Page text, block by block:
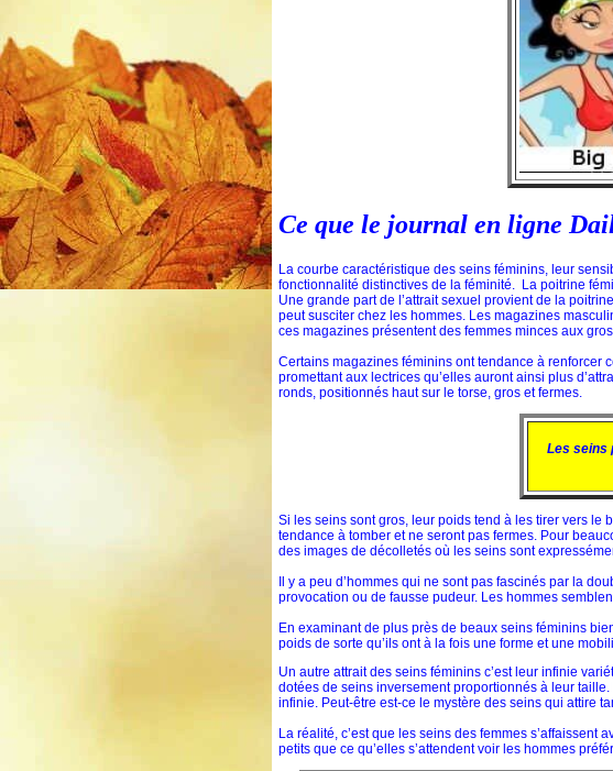
Ce que le journal en ligne
La courbe caractéristique des seins féminins, leur
fonctionnalité distinctives de la féminité. La poitrine
Une grande part de l’attrait sexuel provient de la
peut susciter chez les hommes. Les magazines
ces magazines présentent des femmes minces aux
Certains magazines féminins ont tendance à renforcer
promettant aux lectrices qu’elles auront ainsi plus
ronds, positionnés haut sur le torse, gros et fermes.
Les seins
Si les seins sont gros, leur poids tend à les tirer vers le
tendance à tomber et ne seront pas fermes. Pour
des images de décolletés où les seins sont
Il y a peu d’hommes qui ne sont pas fascinés par la
provocation ou de fausse pudeur. Les hommes
En examinant de plus près de beaux seins féminins
poids de sorte qu’ils ont à la fois une forme et une
Un autre attrait des seins féminins c’est leur infinie
dotées de seins inversement proportionnés à leur
infinie. Peut-être est-ce le mystère des seins qui attire
La réalité, c’est que les seins des femmes
petits que ce qu’elles s’attendent voir les hommes